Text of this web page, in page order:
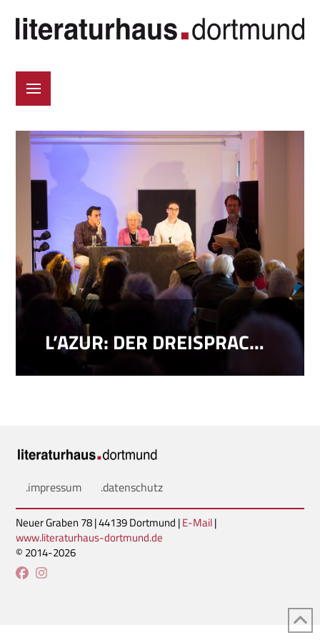
L’AZUR: DER DREISPRACHIGE MALLARMÉ
.impressum .datenschutz
Neuer Graben 78 | 44139 Dortmund |E-Mail|
www.literaturhaus-dortmund.de
© 2014-2026